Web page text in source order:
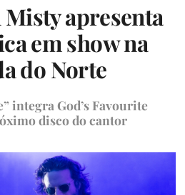
Misty apresenta
em show na
do Norte
integra God’s Favourite
disco do cantor